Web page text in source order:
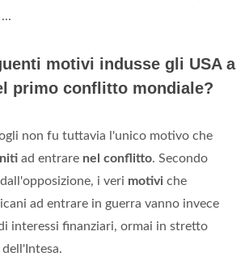
motivi indusse gli USA a
primo conflitto mondiale?
non fu tuttavia l'unico motivo che
ad entrare nel conflitto. Secondo
i veri motivi che
ad entrare in guerra vanno invece
interessi finanziari, ormai in stretto
dell'Intesa.